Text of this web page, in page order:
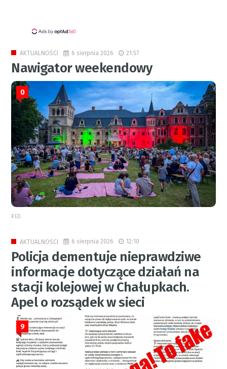
AKTUALNOŚCI 6 sierpnia 2026 21:57
Nawigator weekendowy
0
RED.
AKTUALNOŚCI 6 sierpnia 2026 12:10
Policja dementuje nieprawdziwe
informacje dotyczące działań na
stacji kolejowej w Chałupkach.
Apel o rozsądek w sieci
9